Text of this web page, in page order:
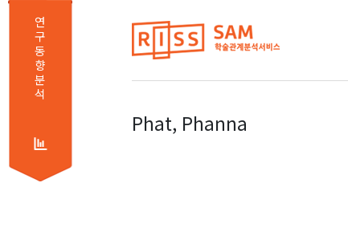
연
구
동
향
분
석
Phat, Phanna